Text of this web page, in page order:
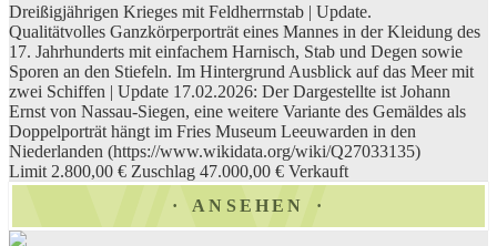
Dreißigjährigen Krieges mit Feldherrnstab | Update.
Qualitätvolles Ganzkörperporträt eines Mannes in der Kleidung des
17. Jahrhunderts mit einfachem Harnisch, Stab und Degen sowie
Sporen an den Stiefeln. Im Hintergrund Ausblick auf das Meer mit
zwei Schiffen | Update 17.02.2026: Der Dargestellte ist Johann
Ernst von Nassau-Siegen, eine weitere Variante des Gemäldes als
Doppelporträt hängt im Fries Museum Leeuwarden in den
Niederlanden (https://www.wikidata.org/wiki/Q27033135)
Limit 2.800,00 € Zuschlag 47.000,00 € Verkauft
ANSEHEN